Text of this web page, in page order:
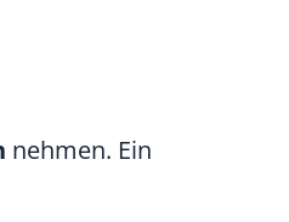
nehmen. Ein